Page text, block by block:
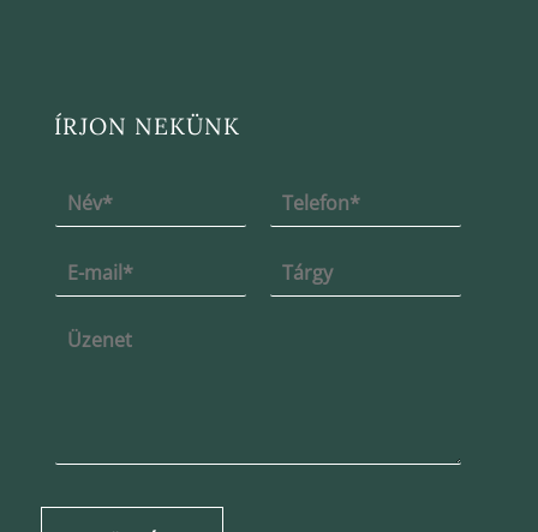
ÍRJON NEKÜNK